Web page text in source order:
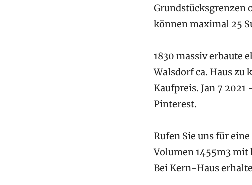
Grundstücksgrenzen
können maximal 25
1830 massiv erbaute
Walsdorf ca. Haus
Kaufpreis. Jan 7
Pinterest.
Rufen Sie uns für
Volumen 1455m3 mit
Bei Kern-Haus